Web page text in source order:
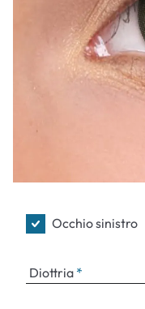
Occhio sinistro
Diottria